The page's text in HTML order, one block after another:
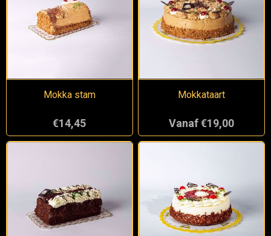
Mokka stam
€14,45
Mokkataart
Vanaf €19,00